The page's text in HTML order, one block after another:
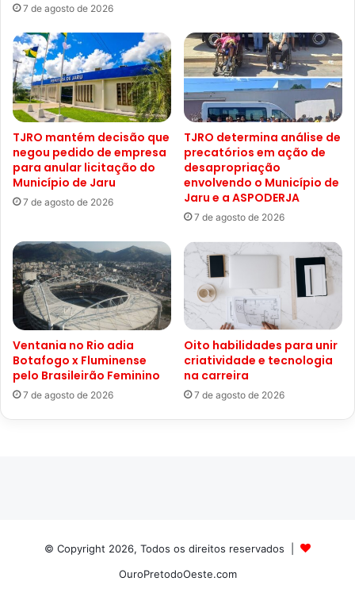
7 de agosto de 2026
TJRO mantém decisão que
negou pedido de empresa
para anular licitação do
Município de Jaru
7 de agosto de 2026
TJRO determina análise de
precatórios em ação de
desapropriação
envolvendo o Município de
Jaru e a ASPODERJA
7 de agosto de 2026
Ventania no Rio adia
Botafogo x Fluminense
pelo Brasileirão Feminino
7 de agosto de 2026
Oito habilidades para unir
criatividade e tecnologia
na carreira
7 de agosto de 2026
© Copyright 2026, Todos os direitos reservados |
OuroPretodoOeste.com